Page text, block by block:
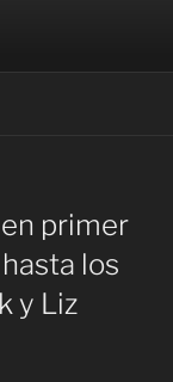
primer
los
y Liz